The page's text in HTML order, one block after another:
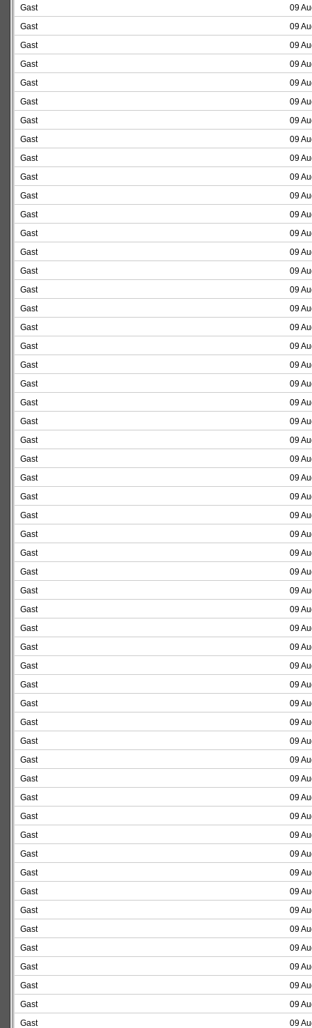
Gast
09
Gast
09
Gast
09
Gast
09
Gast
09
Gast
09
Gast
09
Gast
09
Gast
09
Gast
09
Gast
09
Gast
09
Gast
09
Gast
09
Gast
09
Gast
09
Gast
09
Gast
09
Gast
09
Gast
09
Gast
09
Gast
09
Gast
09
Gast
09
Gast
09
Gast
09
Gast
09
Gast
09
Gast
09
Gast
09
Gast
09
Gast
09
Gast
09
Gast
09
Gast
09
Gast
09
Gast
09
Gast
09
Gast
09
Gast
09
Gast
09
Gast
09
Gast
09
Gast
09
Gast
09
Gast
09
Gast
09
Gast
09
Gast
09
Gast
09
Gast
09
Gast
09
Gast
09
Gast
09
Gast
09